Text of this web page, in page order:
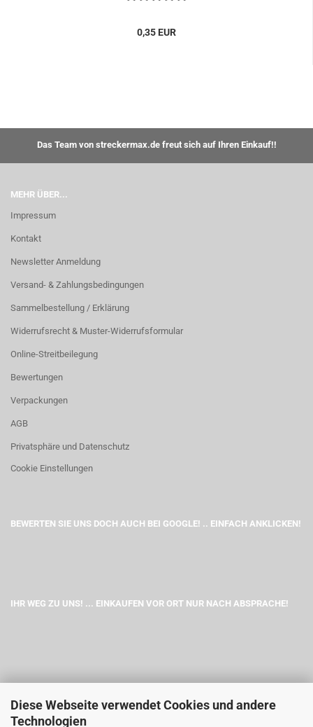
Diese Webseite verwendet Cookies und andere
Technologien
0,35 EUR
Das Team von streckermax.de freut sich auf Ihren Einkauf!!
MEHR ÜBER...
Impressum
Kontakt
Newsletter Anmeldung
Versand- & Zahlungsbedingungen
Sammelbestellung / Erklärung
Widerrufsrecht & Muster-Widerrufsformular
Online-Streitbeilegung
Bewertungen
Verpackungen
AGB
Privatsphäre und Datenschutz
Cookie Einstellungen
BEWERTEN SIE UNS DOCH AUCH BEI GOOGLE! .. EINFACH ANKLICKEN!
IHR WEG ZU UNS! ... EINKAUFEN VOR ORT NUR NACH ABSPRACHE!